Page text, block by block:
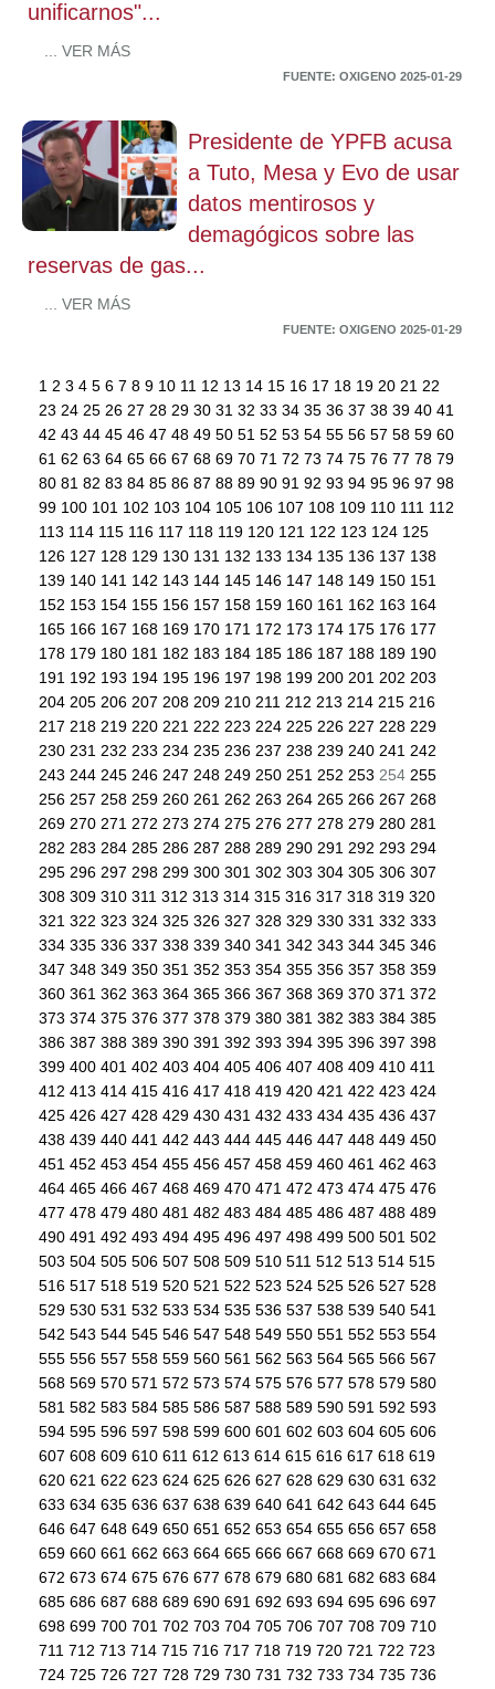
unificarnos"...
... VER MÁS
FUENTE: OXIGENO 2025-01-29
Presidente de YPFB acusa
a Tuto, Mesa y Evo de usar
datos mentirosos y
demagógicos sobre las
reservas de gas...
... VER MÁS
FUENTE: OXIGENO 2025-01-29
1 2 3 4 5 6 7 8 9 10 11 12 13 14 15 16 17 18 19 20 21 22
23 24 25 26 27 28 29 30 31 32 33 34 35 36 37 38 39 40 41
42 43 44 45 46 47 48 49 50 51 52 53 54 55 56 57 58 59 60
61 62 63 64 65 66 67 68 69 70 71 72 73 74 75 76 77 78 79
80 81 82 83 84 85 86 87 88 89 90 91 92 93 94 95 96 97 98
99 100 101 102 103 104 105 106 107 108 109 110 111 112
113 114 115 116 117 118 119 120 121 122 123 124 125
126 127 128 129 130 131 132 133 134 135 136 137 138
139 140 141 142 143 144 145 146 147 148 149 150 151
152 153 154 155 156 157 158 159 160 161 162 163 164
165 166 167 168 169 170 171 172 173 174 175 176 177
178 179 180 181 182 183 184 185 186 187 188 189 190
191 192 193 194 195 196 197 198 199 200 201 202 203
204 205 206 207 208 209 210 211 212 213 214 215 216
217 218 219 220 221 222 223 224 225 226 227 228 229
230 231 232 233 234 235 236 237 238 239 240 241 242
243 244 245 246 247 248 249 250 251 252 253 254 255
256 257 258 259 260 261 262 263 264 265 266 267 268
269 270 271 272 273 274 275 276 277 278 279 280 281
282 283 284 285 286 287 288 289 290 291 292 293 294
295 296 297 298 299 300 301 302 303 304 305 306 307
308 309 310 311 312 313 314 315 316 317 318 319 320
321 322 323 324 325 326 327 328 329 330 331 332 333
334 335 336 337 338 339 340 341 342 343 344 345 346
347 348 349 350 351 352 353 354 355 356 357 358 359
360 361 362 363 364 365 366 367 368 369 370 371 372
373 374 375 376 377 378 379 380 381 382 383 384 385
386 387 388 389 390 391 392 393 394 395 396 397 398
399 400 401 402 403 404 405 406 407 408 409 410 411
412 413 414 415 416 417 418 419 420 421 422 423 424
425 426 427 428 429 430 431 432 433 434 435 436 437
438 439 440 441 442 443 444 445 446 447 448 449 450
451 452 453 454 455 456 457 458 459 460 461 462 463
464 465 466 467 468 469 470 471 472 473 474 475 476
477 478 479 480 481 482 483 484 485 486 487 488 489
490 491 492 493 494 495 496 497 498 499 500 501 502
503 504 505 506 507 508 509 510 511 512 513 514 515
516 517 518 519 520 521 522 523 524 525 526 527 528
529 530 531 532 533 534 535 536 537 538 539 540 541
542 543 544 545 546 547 548 549 550 551 552 553 554
555 556 557 558 559 560 561 562 563 564 565 566 567
568 569 570 571 572 573 574 575 576 577 578 579 580
581 582 583 584 585 586 587 588 589 590 591 592 593
594 595 596 597 598 599 600 601 602 603 604 605 606
607 608 609 610 611 612 613 614 615 616 617 618 619
620 621 622 623 624 625 626 627 628 629 630 631 632
633 634 635 636 637 638 639 640 641 642 643 644 645
646 647 648 649 650 651 652 653 654 655 656 657 658
659 660 661 662 663 664 665 666 667 668 669 670 671
672 673 674 675 676 677 678 679 680 681 682 683 684
685 686 687 688 689 690 691 692 693 694 695 696 697
698 699 700 701 702 703 704 705 706 707 708 709 710
711 712 713 714 715 716 717 718 719 720 721 722 723
724 725 726 727 728 729 730 731 732 733 734 735 736